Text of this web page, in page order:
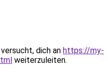
dich an https://my-
weiterzuleiten.